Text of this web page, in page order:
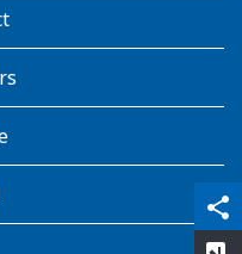
share
qr_code_scanner
content_copy